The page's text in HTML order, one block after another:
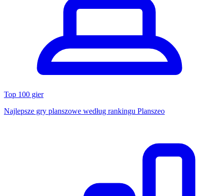
Top 100 gier
Najlepsze gry planszowe według rankingu Planszeo